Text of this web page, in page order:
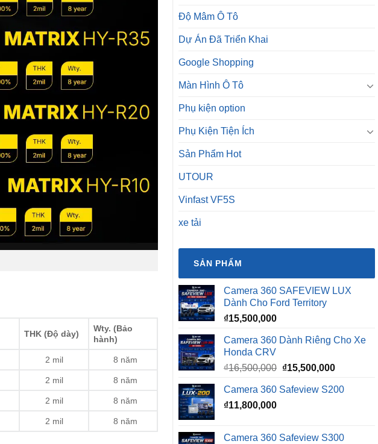
THK (Độ dày)
Wty. (Bảo
hành)
2 mil 8 năm
2 mil 8 năm
2 mil 8 năm
2 mil 8 năm
Độ Mâm Ô Tô
Dự Án Đã Triển Khai
Google Shopping
Màn Hình Ô Tô
Phụ kiện option
Phụ Kiện Tiện Ích
Sản Phẩm Hot
UTOUR
Vinfast VF5S
xe tải
SẢN PHẨM
Camera 360 SAFEVIEW LUX
Dành Cho Ford Territory
₫15,500,000
Camera 360 Dành Riêng Cho Xe
Honda CRV
₫16,500,000 Giá
là:
₫15,500,000Giá
tại
Camera 360 Safeview S200
₫11,800,000
Camera 360 Safeview S300